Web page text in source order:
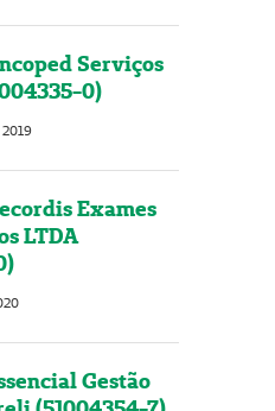
Serviços
0)
2019
Exames
LTDA
Gestão